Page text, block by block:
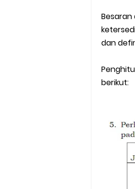
Besaran
dan
berikut: